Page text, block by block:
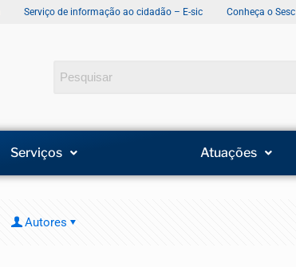
Serviço de informação ao cidadão – E-sic Conheça o Sesc
Serviços Atuações
Autores